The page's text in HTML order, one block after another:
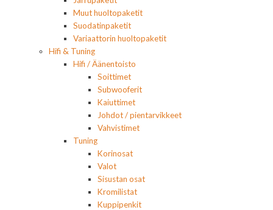
Muut huoltopaketit
Suodatinpaketit
Variaattorin huoltopaketit
Hifi & Tuning
Hifi / Äänentoisto
Soittimet
Subwooferit
Kaiuttimet
Johdot / pientarvikkeet
Vahvistimet
Tuning
Korinosat
Valot
Sisustan osat
Kromilistat
Kuppipenkit